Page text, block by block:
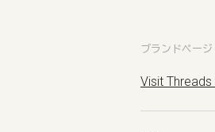
ブランドページ
Visit